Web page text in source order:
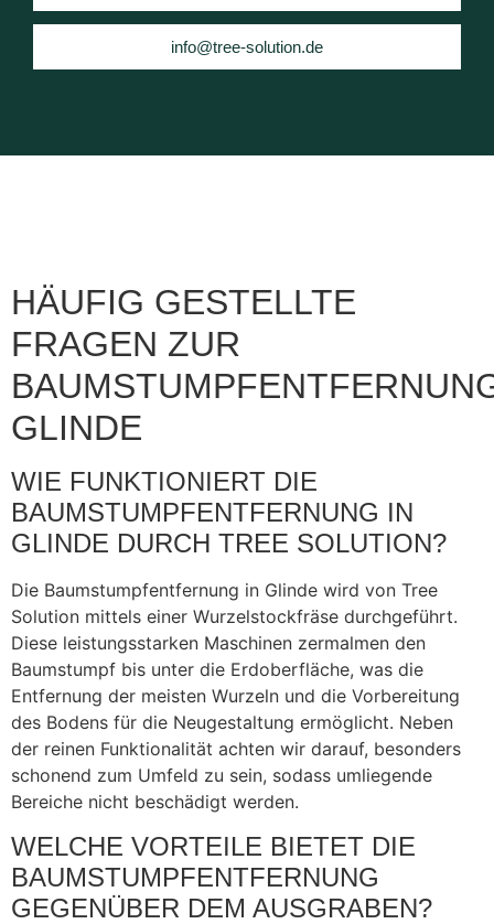
info@tree-solution.de
HÄUFIG GESTELLTE
FRAGEN ZUR
GLINDE
WIE FUNKTIONIERT DIE
BAUMSTUMPFENTFERNUNG IN
GLINDE DURCH TREE SOLUTION?
Die Baumstumpfentfernung in Glinde wird von Tree
Solution mittels einer Wurzelstockfräse durchgeführt.
Diese leistungsstarken Maschinen zermalmen den
Baumstumpf bis unter die Erdoberfläche, was die
Entfernung der meisten Wurzeln und die Vorbereitung
des Bodens für die Neugestaltung ermöglicht. Neben
der reinen Funktionalität achten wir darauf, besonders
schonend zum Umfeld zu sein, sodass umliegende
Bereiche nicht beschädigt werden.
WELCHE VORTEILE BIETET DIE
BAUMSTUMPFENTFERNUNG
GEGENÜBER DEM AUSGRABEN?